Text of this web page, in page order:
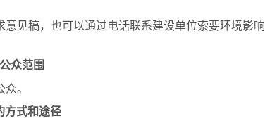
见稿，也可以通过电话联系建设单位索要环境影响
众范围
。
方式和途径